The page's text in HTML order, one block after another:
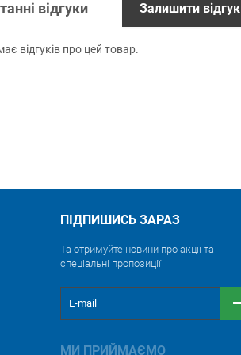
відгуки Залишити відгук
відгуків про цей товар.
ПІДПИШИСЬ ЗАРАЗ
Та отримуйте новини про акції та
спеціальні пропозиції
МИ ПРИЙМАЄМО